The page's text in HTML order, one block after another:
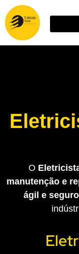
O
manutenção e
ágil e seguro